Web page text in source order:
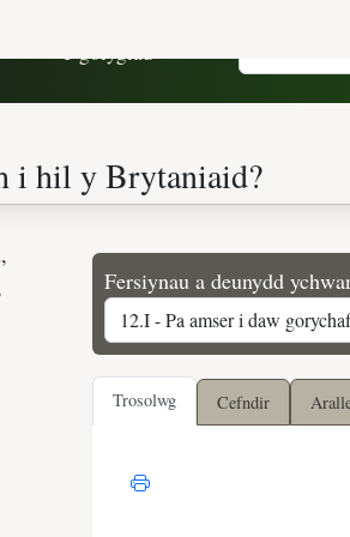
Fersiynau a deunydd
Trosolwg Cefndir